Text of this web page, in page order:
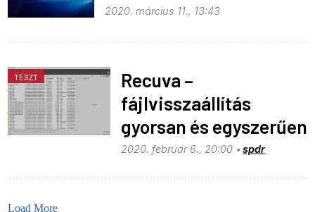
Microsoft
2020. március 11., 13:43
TESZT
Recuva –
fájlvisszaállítás
gyorsan és egyszerűen
2020. február 6., 20:00 spdr
Load More